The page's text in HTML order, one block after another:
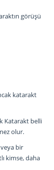
görüşü
katarakt
Katarakt belli
olur.
bir
kimse, daha